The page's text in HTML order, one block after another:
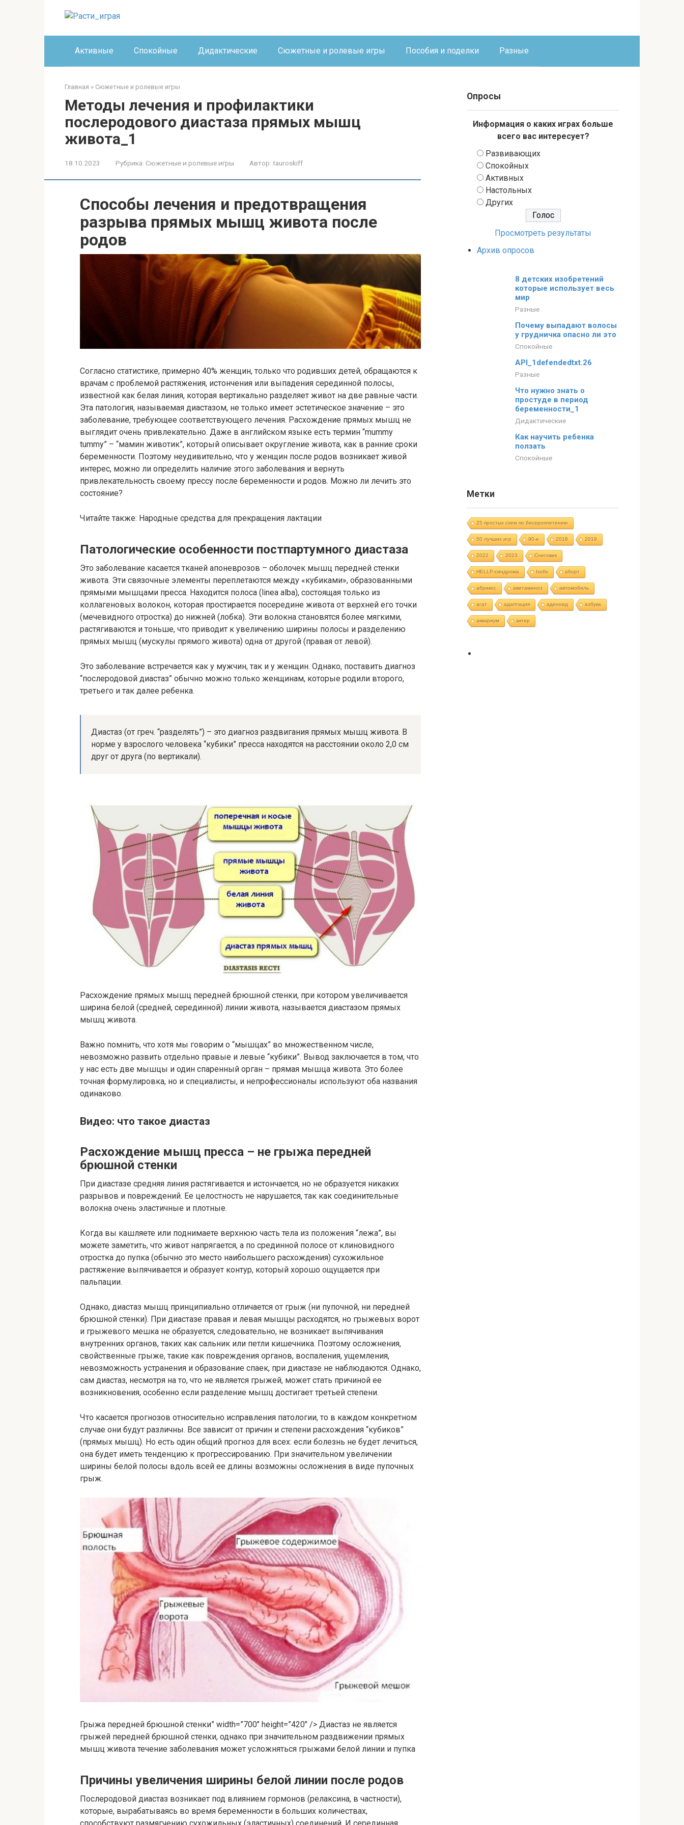
Активные Спокойные Дидактические Сюжетные и ролевые игры Пособия и поделки Разные
Главная » Сюжетные и ролевые игры
Методы лечения и профилактики
послеродового диастаза прямых мышц
живота_1
18.10.2023 Рубрика: Сюжетные и ролевые игры Автор: tauroskiff
Способы лечения и предотвращения
разрыва прямых мышц живота после
родов
Согласно статистике, примерно 40% женщин, только что родивших детей, обращаются к
врачам с проблемой растяжения, истончения или выпадения серединной полосы,
известной как белая линия, которая вертикально разделяет живот на две равные части.
Эта патология, называемая диастазом, не только имеет эстетическое значение – это
заболевание, требующее соответствующего лечения. Расхождение прямых мышц не
выглядит очень привлекательно. Даже в английском языке есть термин “mummy
tummy” – “мамин животик”, который описывает округление живота, как в ранние сроки
беременности. Поэтому неудивительно, что у женщин после родов возникает живой
интерес, можно ли определить наличие этого заболевания и вернуть
привлекательность своему прессу после беременности и родов. Можно ли лечить это
состояние?
Читайте также: Народные средства для прекращения лактации
Патологические особенности постпартумного диастаза
Это заболевание касается тканей апоневрозов – оболочек мышц передней стенки
живота. Эти связочные элементы переплетаются между «кубиками», образованными
прямыми мышцами пресса. Находится полоса (linea alba), состоящая только из
коллагеновых волокон, которая простирается посередине живота от верхней его точки
(мечевидного отростка) до нижней (лобка). Эти волокна становятся более мягкими,
растягиваются и тоньше, что приводит к увеличению ширины полосы и разделению
прямых мышц (мускулы прямого живота) одна от другой (правая от левой).
Это заболевание встречается как у мужчин, так и у женщин. Однако, поставить диагноз
“послеродовой диастаз” обычно можно только женщинам, которые родили второго,
третьего и так далее ребенка.
Диастаз (от греч. “разделять”) – это диагноз раздвигания прямых мышц живота. В
норме у взрослого человека “кубики” пресса находятся на расстоянии около 2,0 см
друг от друга (по вертикали).
Расхождение прямых мышц передней брюшной стенки, при котором увеличивается
ширина белой (средней, серединной) линии живота, называется диастазом прямых
мышц живота.
Важно помнить, что хотя мы говорим о “мышцах” во множественном числе,
невозможно развить отдельно правые и левые “кубики”. Вывод заключается в том, что
у нас есть две мышцы и один спаренный орган – прямая мышца живота. Это более
точная формулировка, но и специалисты, и непрофессионалы используют оба названия
одинаково.
Видео: что такое диастаз
Расхождение мышц пресса – не грыжа передней
брюшной стенки
При диастазе средняя линия растягивается и истончается, но не образуется никаких
разрывов и повреждений. Ее целостность не нарушается, так как соединительные
волокна очень эластичные и плотные.
Когда вы кашляете или поднимаете верхнюю часть тела из положения “лежа”, вы
можете заметить, что живот напрягается, а по срединной полосе от клиновидного
отростка до пупка (обычно это место наибольшего расхождения) сухожильное
растяжение выпячивается и образует контур, который хорошо ощущается при
пальпации.
Однако, диастаз мышц принципиально отличается от грыж (ни пупочной, ни передней
брюшной стенки). При диастазе правая и левая мышцы расходятся, но грыжевых ворот
и грыжевого мешка не образуется, следовательно, не возникает выпячивания
внутренних органов, таких как сальник или петли кишечника. Поэтому осложнения,
свойственные грыже, такие как повреждения органов, воспаления, ущемления,
невозможность устранения и образование спаек, при диастазе не наблюдаются. Однако,
сам диастаз, несмотря на то, что не является грыжей, может стать причиной ее
возникновения, особенно если разделение мышц достигает третьей степени.
Что касается прогнозов относительно исправления патологии, то в каждом конкретном
случае они будут различны. Все зависит от причин и степени расхождения “кубиков”
(прямых мышц). Но есть один общий прогноз для всех: если болезнь не будет лечиться,
она будет иметь тенденцию к прогрессированию. При значительном увеличении
ширины белой полосы вдоль всей ее длины возможны осложнения в виде пупочных
грыж.
Грыжа передней брюшной стенки” width=”700″ height=”420″ /> Диастаз не является
грыжей передней брюшной стенки, однако при значительном раздвижении прямых
мышц живота течение заболевания может усложняться грыжами белой линии и пупка
Причины увеличения ширины белой линии после родов
Послеродовой диастаз возникает под влиянием гормонов (релаксина, в частности),
которые, вырабатываясь во время беременности в больших количествах,
Опросы
Информация о каких играх больше
всего вас интересует?
Развивающих
Спокойных
Активных
Настольных
Других
Просмотреть результаты
Архив опросов
8 детских изобретений
которые использует весь
мир
Разные
Почему выпадают волосы
у грудничка опасно ли это
Спокойные
API_1defendedtxt.26
Разные
Что нужно знать о
простуде в период
беременности_1
Дидактические
Как научить ребенка
ползать
Спокойные
Метки
25 простых схем по бисероплетению
50 лучших игр 90-е 2018 2019
2022 2023 Cнеговик
HELLP-синдрома Isofix аборт
абрикос авитаминоз автомобиль
агат адаптация аденоид азбука
аквариум актер